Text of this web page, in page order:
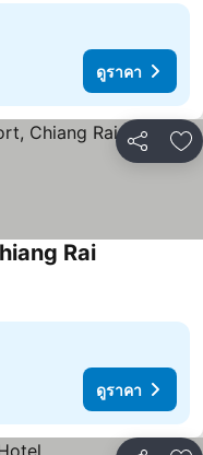
ดูราคา
แชร์ เ
Rai
ดูราคา